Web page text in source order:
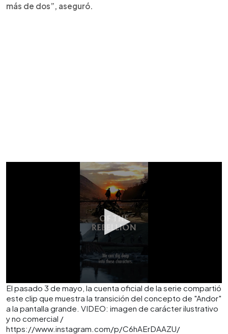
más de dos”, aseguró.
El pasado 3 de mayo, la cuenta oficial de la serie compartió
este clip que muestra la transición del concepto de "Andor"
a la pantalla grande. VIDEO: imagen de carácter ilustrativo
y no comercial /
https://www.instagram.com/p/C6hAErDAAZU/